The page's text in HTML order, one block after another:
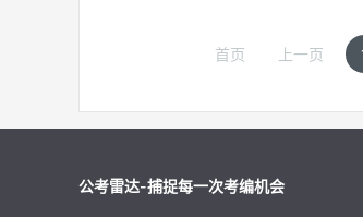
首页 上一页
公考雷达-捕捉每一次考编机会